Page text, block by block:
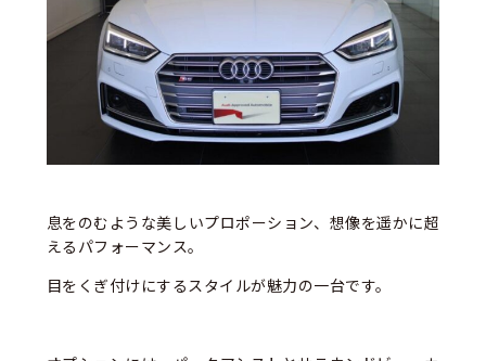
息をのむような美しいプロポーション、想像を遥かに超
えるパフォーマンス。
目をくぎ付けにするスタイルが魅力の一台です。